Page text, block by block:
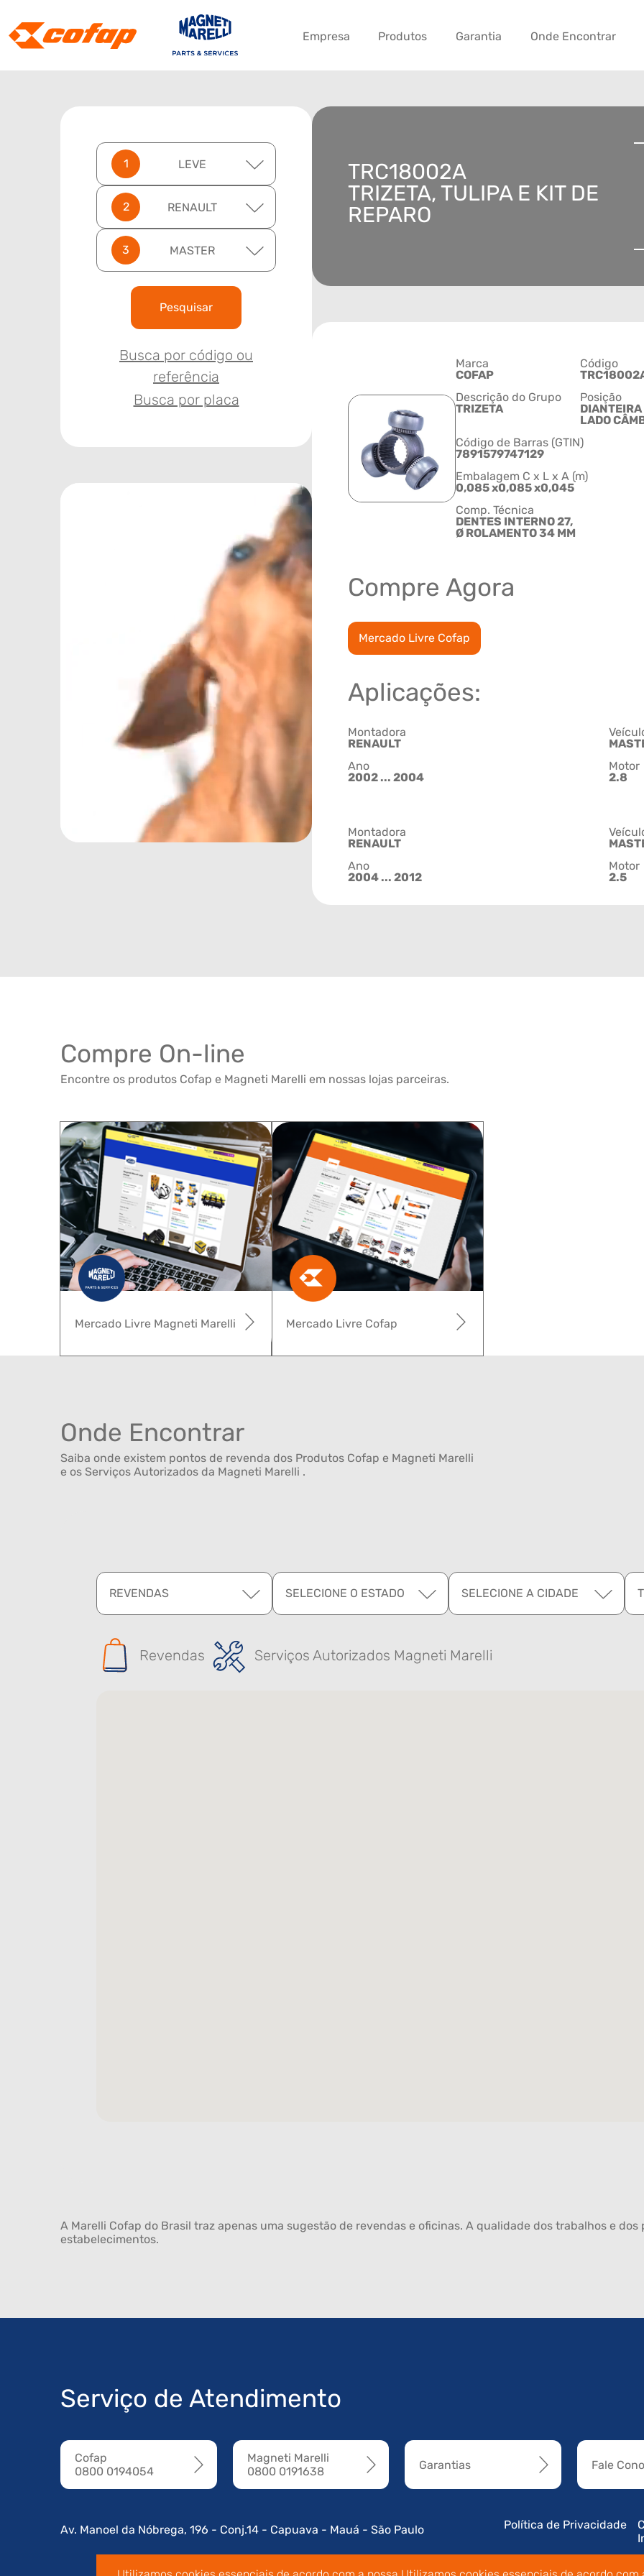
Empresa Produtos Garantia Onde Encontrar
LEVE
RENAULT
MASTER
Pesquisar
Busca por código ou
referência
Busca por placa
TRC18002A
TRIZETA, TULIPA E KIT DE
REPARO
Marca
COFAP
Código
Descrição do Grupo
TRIZETA
Posição
LADO
Código de Barras (GTIN)
7891579747129
Embalagem C x L x A (m)
0,085 x0,085 x0,045
Comp. Técnica
DENTES INTERNO 27,
Ø ROLAMENTO 34 MM
Compre Agora
Mercado Livre Cofap
Aplicações:
Montadora
RENAULT
Ano
2002 ... 2004
Motor
2.8
Montadora
RENAULT
Ano
2004 ... 2012
Motor
2.5
Compre On-line
Encontre os produtos Cofap e Magneti Marelli em nossas lojas parceiras.
Mercado Livre Cofap
Mercado Livre Magneti Marelli
Onde Encontrar
Saiba onde existem pontos de revenda dos Produtos Cofap e Magneti Marelli
e os Serviços Autorizados da Magneti Marelli .
REVENDAS SELECIONE O ESTADO SELECIONE A CIDADE
Revendas Serviços Autorizados Magneti Marelli
A Marelli Cofap do Brasil traz apenas uma sugestão de revendas e oficinas. A qualidade dos trabalhos e
estabelecimentos.
Serviço de Atendimento
Cofap
0800 0194054
Magneti Marelli
0800 0191638
Garantias Fale
Av. Manoel da Nóbrega, 196 - Conj.14 - Capuava - Mauá - São Paulo Política de Privacidade